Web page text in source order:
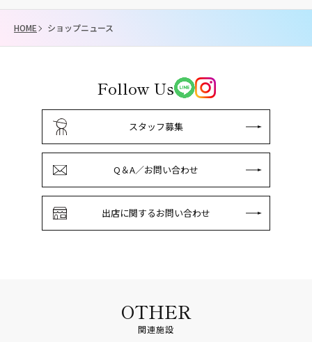
HOME ショップニュース
Follow Us
スタッフ募集
Q＆A／お問い合わせ
出店に関するお問い合わせ
OTHER
関連施設